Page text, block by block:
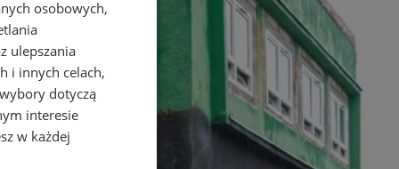
osobowych,
ulepszania
i innych celach,
dotyczą
interesie
w każdej